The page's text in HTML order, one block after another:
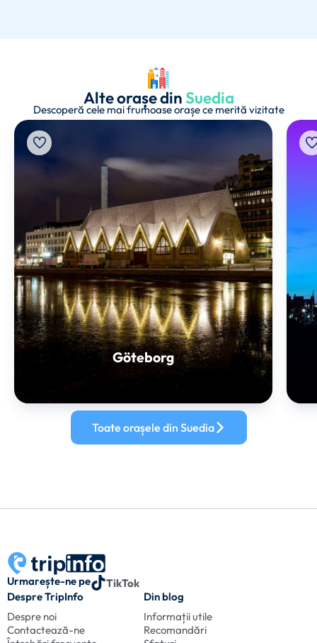
Alte orașe dinSuedia
Descoperă cele mai frumoase orașe ce merită vizitate
Göteborg
Toate orașele din Suedia
Urmarește-ne pe
TikTok
Despre TripInfo
Despre noi
Contactează-ne
Din blog
Informații utile
Recomandări